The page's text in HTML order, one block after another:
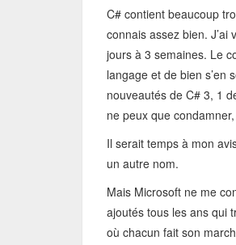
C# contient beaucoup
connais assez bien.
jours à 3 semaines. Le
langage et de bien s’en
nouveautés de C# 3, 1
ne peux que
Il serait temps à mon
un autre nom.
Mais Microsoft ne me
ajoutés tous les ans qui
où chacun fait son